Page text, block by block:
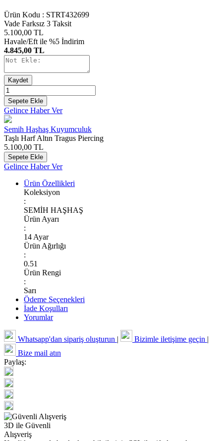
Ürün Kodu : STRT432699
Vade Farksız 3 Taksit
5.100,00 TL
Havale/Eft ile %5 İndirim
4.845,00 TL
Kaydet
Sepete Ekle
Gelince Haber Ver
Semih Haşhaş Kuyumculuk
Taşlı Harf Altın Tragus Piercing
5.100,00 TL
Sepete Ekle
Gelince Haber Ver
Ürün Özellikleri
Koleksiyon
:
SEMİH HAŞHAŞ
Ürün Ayarı
:
14 Ayar
Ürün Ağırlığı
:
0.51
Ürün Rengi
:
Sarı
Ödeme Seçenekleri
İade Koşulları
Yorumlar
Whatsapp'dan sipariş oluşturun | Bizimle iletişime geçin |
Bize mail atın
Paylaş:
3D ile Güvenli
Alışveriş